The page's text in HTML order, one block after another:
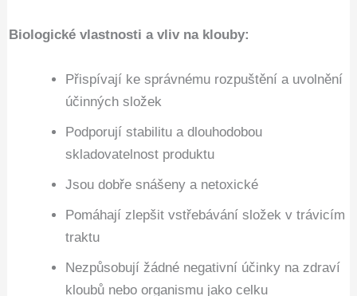
Biologické vlastnosti a vliv na klouby:
Přispívají ke správnému rozpuštění a uvolnění
účinných složek
Podporují stabilitu a dlouhodobou
skladovatelnost produktu
Jsou dobře snášeny a netoxické
Pomáhají zlepšit vstřebávání složek v trávicím
traktu
Nezpůsobují žádné negativní účinky na zdraví
kloubů nebo organismu jako celku